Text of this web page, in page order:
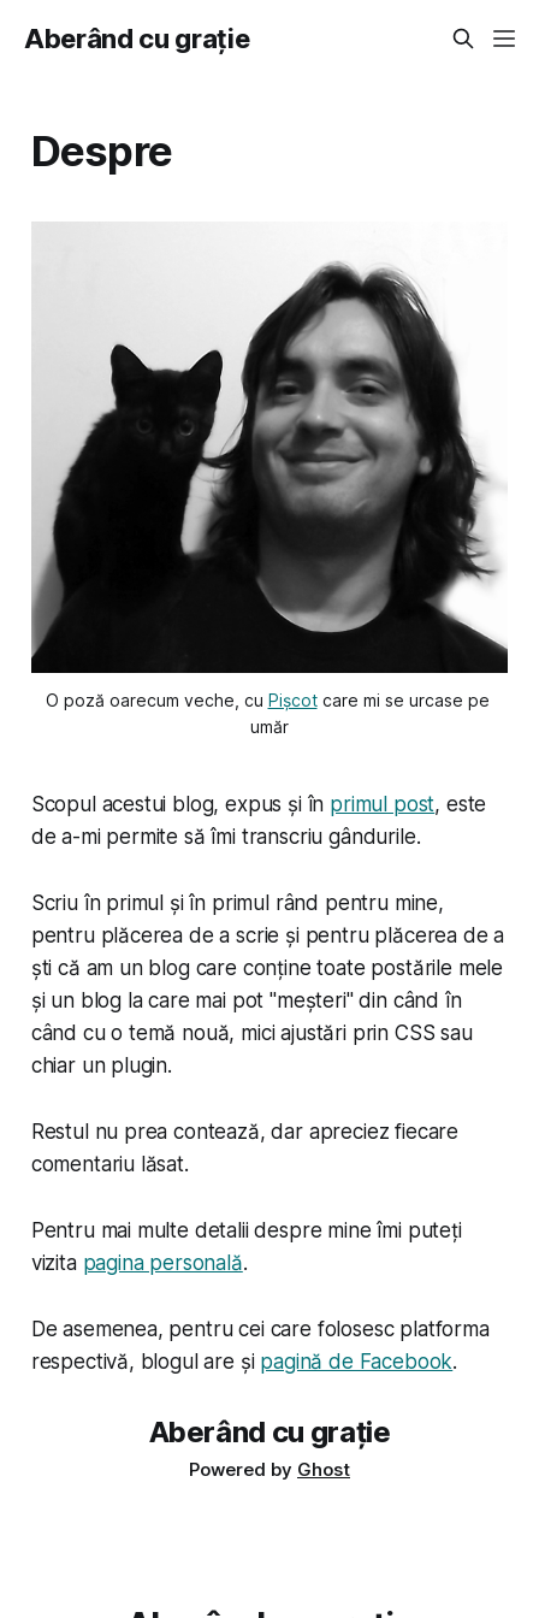
Aberând cu grație
Despre
O poză oarecum veche, cu Pișcot care mi se urcase pe
umăr
Scopul acestui blog, expus și în primul post, este
de a-mi permite să îmi transcriu gândurile.
Scriu în primul și în primul rând pentru mine,
pentru plăcerea de a scrie și pentru plăcerea de a
ști că am un blog care conține toate postările mele
și un blog la care mai pot "meșteri" din când în
când cu o temă nouă, mici ajustări prin CSS sau
chiar un plugin.
Restul nu prea contează, dar apreciez fiecare
comentariu lăsat.
Pentru mai multe detalii despre mine îmi puteți
vizita pagina personală.
De asemenea, pentru cei care folosesc platforma
respectivă, blogul are și pagină de Facebook.
Aberând cu grație
Powered by Ghost